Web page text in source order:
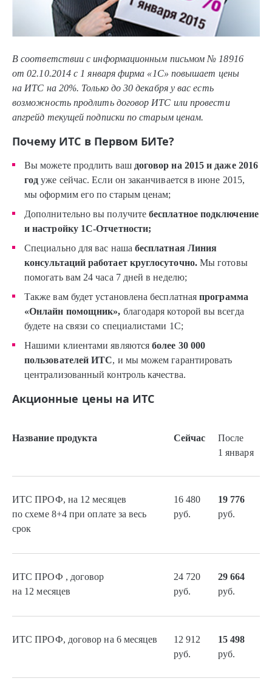
В соответствии с информационным письмом № 18916
от 02.10.2014 с 1 января фирма «1С» повышает цены
на ИТС на 20%. Только до 30 декабря у вас есть
возможность продлить договор ИТС или провести
апгрейд текущей подписки по старым ценам.
Почему ИТС в Первом БИТе?
Вы можете продлить ваш договор на 2015 и даже 2016
год уже сейчас. Если он заканчивается в июне 2015,
мы оформим его по старым ценам;
Дополнительно вы получитебесплатное подключение
и настройку 1С-Отчетности;
Специально для вас наша бесплатная Линия
консультацийработает круглосуточно.Мы готовы
помогать вам 24 часа 7 дней в неделю;
Также вам будет установлена бесплатнаяпрограмма
«Онлайн помощник», благодаря которой вы всегда
будете на связи со специалистами 1С;
Нашими клиентами являютсяболее 30 000
пользователей ИТС, и мы можем гарантировать
централизованный контроль качества.
Акционные цены на ИТС
Название продукта Сейчас
После
1 января
ИТС ПРОФ, на 12 месяцев
по схеме 8+4 при оплате за весь
срок
16 480
руб.
19 776
руб.
ИТС ПРОФ , договор
на 12 месяцев
24 720
руб.
29 664
руб.
ИТС ПРОФ, договор на 6 месяцев
12 912
руб.
15 498
руб.